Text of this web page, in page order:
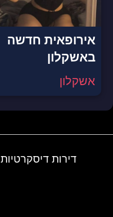
אירופאית חדשה
באשקלון
אשקלון
דירות דיסקרטיות